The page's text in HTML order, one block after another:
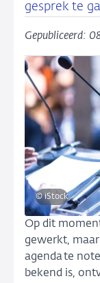
gesprek te
Gepubliceerd:
© iStock
Op dit
gewerkt,
agenda te
bekend is,